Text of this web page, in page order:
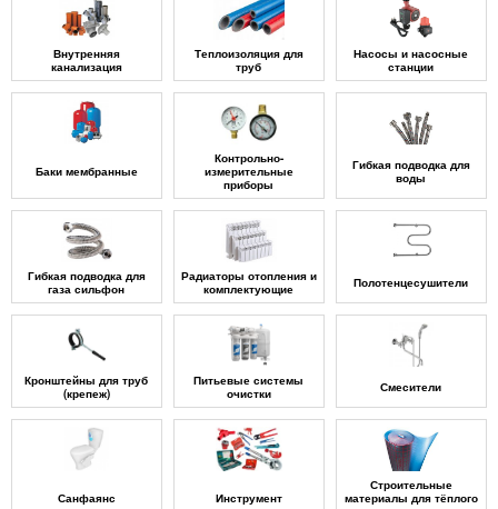
Внутренняя
канализация
Теплоизоляция для
труб
Насосы и насосные
станции
Баки мембранные
Контрольно-
измерительные
приборы
Гибкая подводка для
воды
Гибкая подводка для
газа сильфон
Радиаторы отопления и
комплектующие
Полотенцесушители
Кронштейны для труб
(крепеж)
Питьевые системы
очистки
Смесители
Санфаянс Инструмент
Строительные
материалы для тёплого